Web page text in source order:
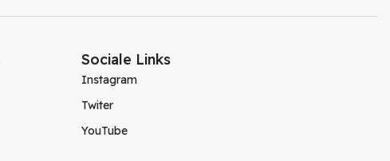
Sociale Links
Instagram
Twiter
YouTube